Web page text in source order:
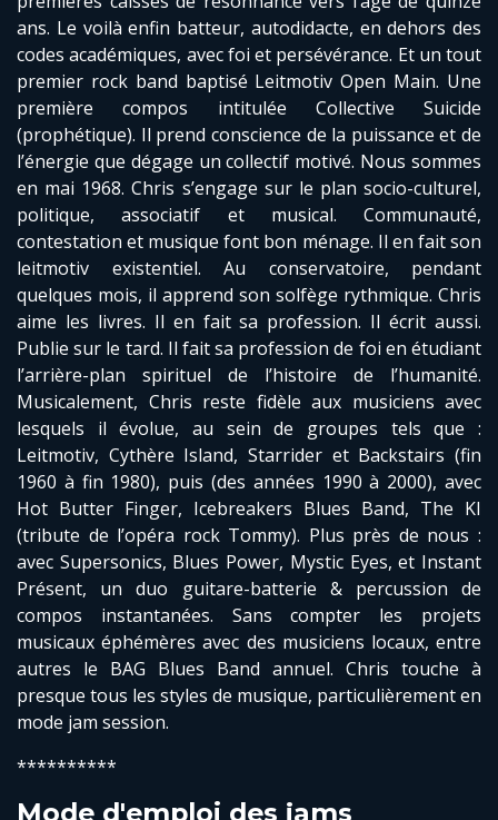
ans. Le voilà enfin batteur, autodidacte, en dehors des
codes académiques, avec foi et persévérance. Et un tout
premier rock band baptisé Leitmotiv Open Main. Une
première compos intitulée Collective Suicide
(prophétique). Il prend conscience de la puissance et de
l’énergie que dégage un collectif motivé. Nous sommes
en mai 1968. Chris s’engage sur le plan socio-culturel,
politique, associatif et musical. Communauté,
contestation et musique font bon ménage. Il en fait son
leitmotiv existentiel. Au conservatoire, pendant
quelques mois, il apprend son solfège rythmique. Chris
aime les livres. Il en fait sa profession. Il écrit aussi.
Publie sur le tard. Il fait sa profession de foi en étudiant
l’arrière-plan spirituel de l’histoire de l’humanité.
Musicalement, Chris reste fidèle aux musiciens avec
lesquels il évolue, au sein de groupes tels que :
Leitmotiv, Cythère Island, Starrider et Backstairs (fin
1960 à fin 1980), puis (des années 1990 à 2000), avec
Hot Butter Finger, Icebreakers Blues Band, The KI
(tribute de l’opéra rock Tommy). Plus près de nous :
avec Supersonics, Blues Power, Mystic Eyes, et Instant
Présent, un duo guitare-batterie & percussion de
compos instantanées. Sans compter les projets
musicaux éphémères avec des musiciens locaux, entre
autres le BAG Blues Band annuel. Chris touche à
presque tous les styles de musique, particulièrement en
mode jam session.
**********
Mode d'emploi des jams